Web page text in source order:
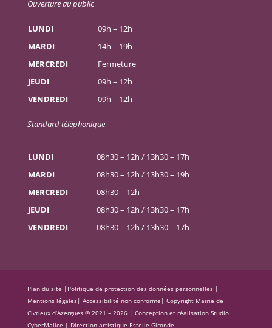
Ouverture au public
LUNDI
09h – 12h
MARDI
14h – 19h
MERCREDI
Fermeture
JEUDI
09h – 12h
VENDREDI
09h – 12h
Standard téléphonique
LUNDI
08h30 – 12h / 13h30 – 17h
MARDI
08h30 – 12h / 13h30 – 19h
MERCREDI
08h30 – 12h
JEUDI
08h30 – 12h / 13h30 – 17h
VENDREDI
08h30 – 12h / 13h30 – 17h
Plan du site | Politique de protection des données personnelles|
Mentions légales| Accessibilité non conforme | Copyright Mairie de
Civrieux d’Azergues © 2021 – 2026 | Conception et réalisation Studio
CyberMalice | Direction artistique Estelle Gironde